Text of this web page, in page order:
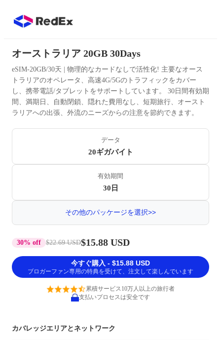
オーストラリア 20GB 30Days
eSIM-20GB/30天 | 物理的なカードなしで活性化! 主要なオース
トラリアのオペレータ、高速4G/5Gのトラフィックをカバー
し、携帯電話/タブレットをサポートしています。 30日間有効期
間、満期日、自動閉鎖、隠れた費用なし、短期旅行、オースト
ラリアへの出張、外流のニーズからの注意を節約できます。
データ
20ギガバイト
有効期間
30日
その他のパッケージを選択>>
30% off $22.69 USD$15.88 USD
今すぐ購入 - $15.88 USD
ブロガーファン専用の特典を受けて、注文して楽しんでいます
累積サービス10万人以上の旅行者
支払いプロセスは安全です
カバレッジエリアとネットワーク